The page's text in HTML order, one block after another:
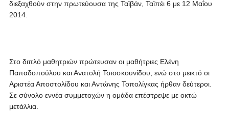
διεξαχθούν στην πρωτεύουσα της Ταϊβάν, Ταϊπέι 6 με 12 Μαΐου
2014.
Στο διπλό μαθητριών πρώτευσαν οι μαθήτριες Ελένη
Παπαδοπούλου και Ανατολή Τσιοσκουνίδου, ενώ στο μεικτό οι
Αριστέα Αποστολίδου και Αντώνης Τοπολίγκας ήρθαν δεύτεροι.
Σε σύνολο εννέα συμμετοχών η ομάδα επέστρεψε με οκτώ
μετάλλια.